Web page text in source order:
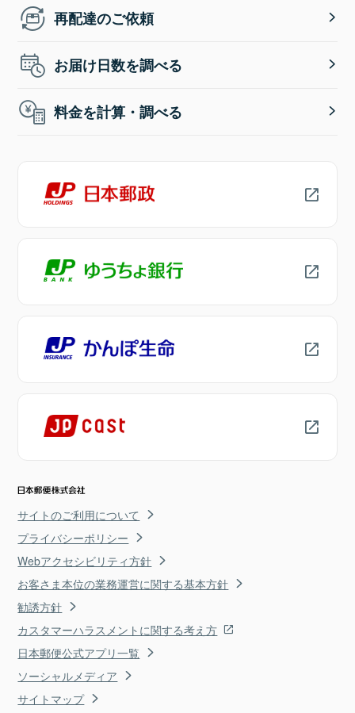
再配達のご依頼
お届け日数を調べる
料金を計算・調べる
サイトのご利用について
プライバシーポリシー
Webアクセシビリティ方針
お客さま本位の業務運営に関する基本方針
勧誘方針
カスタマーハラスメントに関する考え方
日本郵便公式アプリ一覧
ソーシャルメディア
サイトマップ